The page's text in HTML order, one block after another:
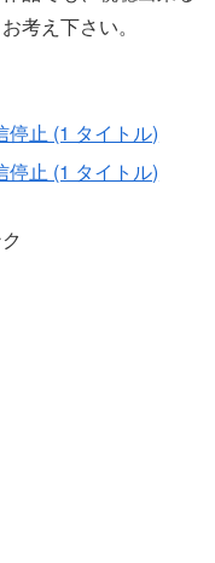
考え下さい。
停止 (1 タイトル)
止 (1 タイトル)